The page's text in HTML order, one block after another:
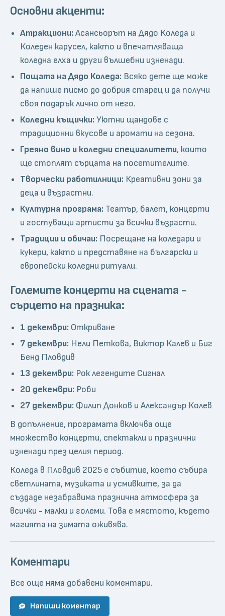
Основни акценти:
Атракциони: Асансьорът на Дядо Коледа и
Коледен карусел, както и впечатляваща
коледна елха и други вълшебни изненади.
Пощата на Дядо Коледа: Всяко дете ще може
да напише писмо до добрия старец и да получи
своя подарък лично от него.
Коледни къщички: Уютни щандове с
традиционни вкусове и аромати на сезона.
Греяно вино и коледни специалитети, които
ще стоплят сърцата на посетителите.
Творчески работилници: Креативни зони за
деца и възрастни.
Културна програма: Театър, балет, концерти
и гостуващи артисти за всички възрасти.
Традиции и обичаи: Посрещане на коледари и
кукери, както и представяне на български и
европейски коледни ритуали.
Големите концерти на сцената -
сърцето на празника:
1 декември: Откриване
7 декември: Нели Петкова, Виктор Калев и Биг
Бенд Пловдив
13 декември: Рок легендите Сигнал
20 декември: Роби
27 декември: Филип Донков и Александър Колев
В допълнение, програмата включва още
множество концерти, спектакли и празнични
изненади през целия период.
Коледа в Пловдив 2025 е събитие, което събира
светлината, музиката и усмивките, за да
създаде незабравима празнична атмосфера за
всички - малки и големи. Това е мястото, където
магията на зимата оживява.
Коментари
Все още няма добавени коментари.
Напиши коментар